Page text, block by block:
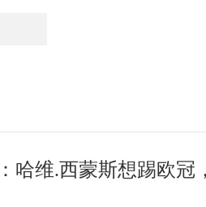
哈维.西蒙斯想踢欧冠